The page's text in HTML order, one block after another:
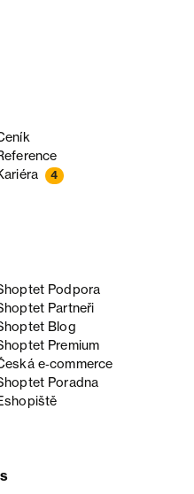
4
Podpora
Partneři
Blog
Premium
e‑commerce
Poradna